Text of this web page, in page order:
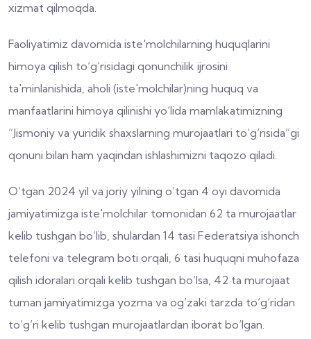
xizmat qilmoqda.
Faoliyatimiz davomida iste'molchilarning huquqlarini
himoya qilish to‘g‘risidagi qonunchilik ijrosini
ta'minlanishida, aholi (iste'molchilar)ning huquq va
manfaatlarini himoya qilinishi yo‘lida mamlakatimizning
“Jismoniy va yuridik shaxslarning murojaatlari to‘g‘risida”gi
qonuni bilan ham yaqindan ishlashimizni taqozo qiladi.
O‘tgan 2024 yil va joriy yilning o‘tgan 4 oyi davomida
jamiyatimizga iste'molchilar tomonidan 62 ta murojaatlar
kelib tushgan bo‘lib, shulardan 14 tasi Federatsiya ishonch
telefoni va telegram boti orqali, 6 tasi huquqni muhofaza
qilish idoralari orqali kelib tushgan bo‘lsa, 42 ta murojaat
tuman jamiyatimizga yozma va og‘zaki tarzda to‘g‘ridan
to‘g‘ri kelib tushgan murojaatlardan iborat bo‘lgan.